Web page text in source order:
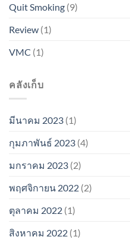
Quit Smoking (9)
Review (1)
VMC (1)
คลังเก็บ
มีนาคม 2023 (1)
กุมภาพันธ์ 2023 (4)
มกราคม 2023 (2)
พฤศจิกายน 2022 (2)
ตุลาคม 2022 (1)
สิงหาคม 2022 (1)